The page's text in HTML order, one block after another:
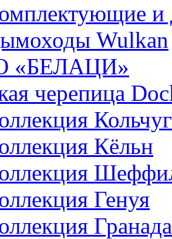
и
Wulkan
«БЕЛАЦИ»
черепица
Кёльн
Генуя
Гранада